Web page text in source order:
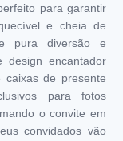
para garantir
e cheia de
pura diversão e
design encantador
caixas de presente
para fotos
o convite em
convidados vão